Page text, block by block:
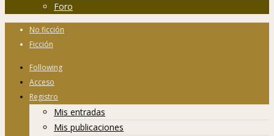
Foro
No ficción
Ficción
Following
Acceso
Registro
Mis entradas
Mis publicaciones